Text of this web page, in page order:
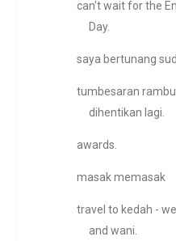
can't wait for the
Day.
saya bertunang
tumbesaran
dihentikan lagi.
awards.
masak memasak
travel to kedah -
and wani.